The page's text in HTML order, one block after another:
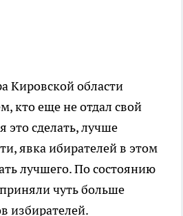
Кировской области
кто еще не отдал свой
это сделать, лучше
явка ибирателей в этом
лучшего. По состоянию
чуть больше
избирателей.